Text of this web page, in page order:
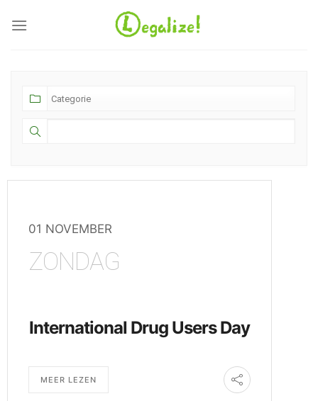
naar
01 NOVEMBER
ZONDAG
International Drug Users Day
MEER LEZEN